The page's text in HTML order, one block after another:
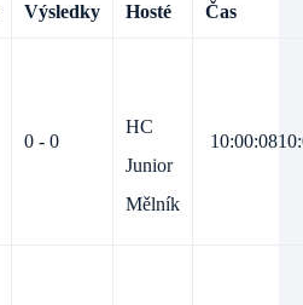
Výsledky Hosté Čas
0 - 0
HC
Junior
Mělník
10:00:08